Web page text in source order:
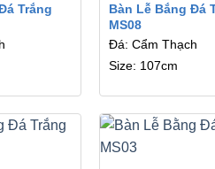
Trắng
Bàn Lễ Bắng Đá
MS08
Đá: Cẩm Thạch
Size: 107cm